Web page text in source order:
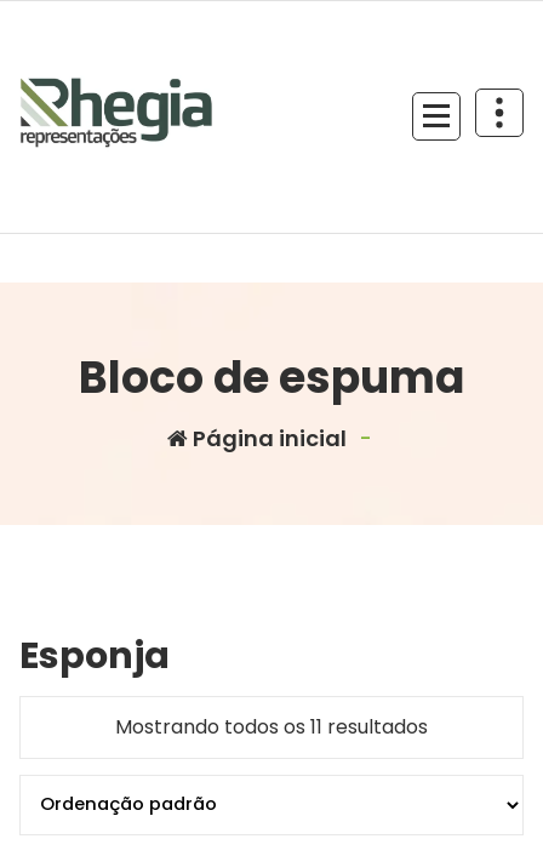
Bloco de espuma
Página inicial -
Esponja
Mostrando todos os 11 resultados